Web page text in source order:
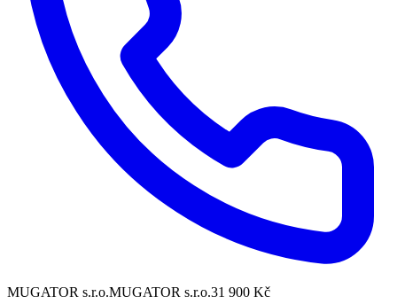
MUGATOR s.r.o.MUGATOR s.r.o.31 900 Kč